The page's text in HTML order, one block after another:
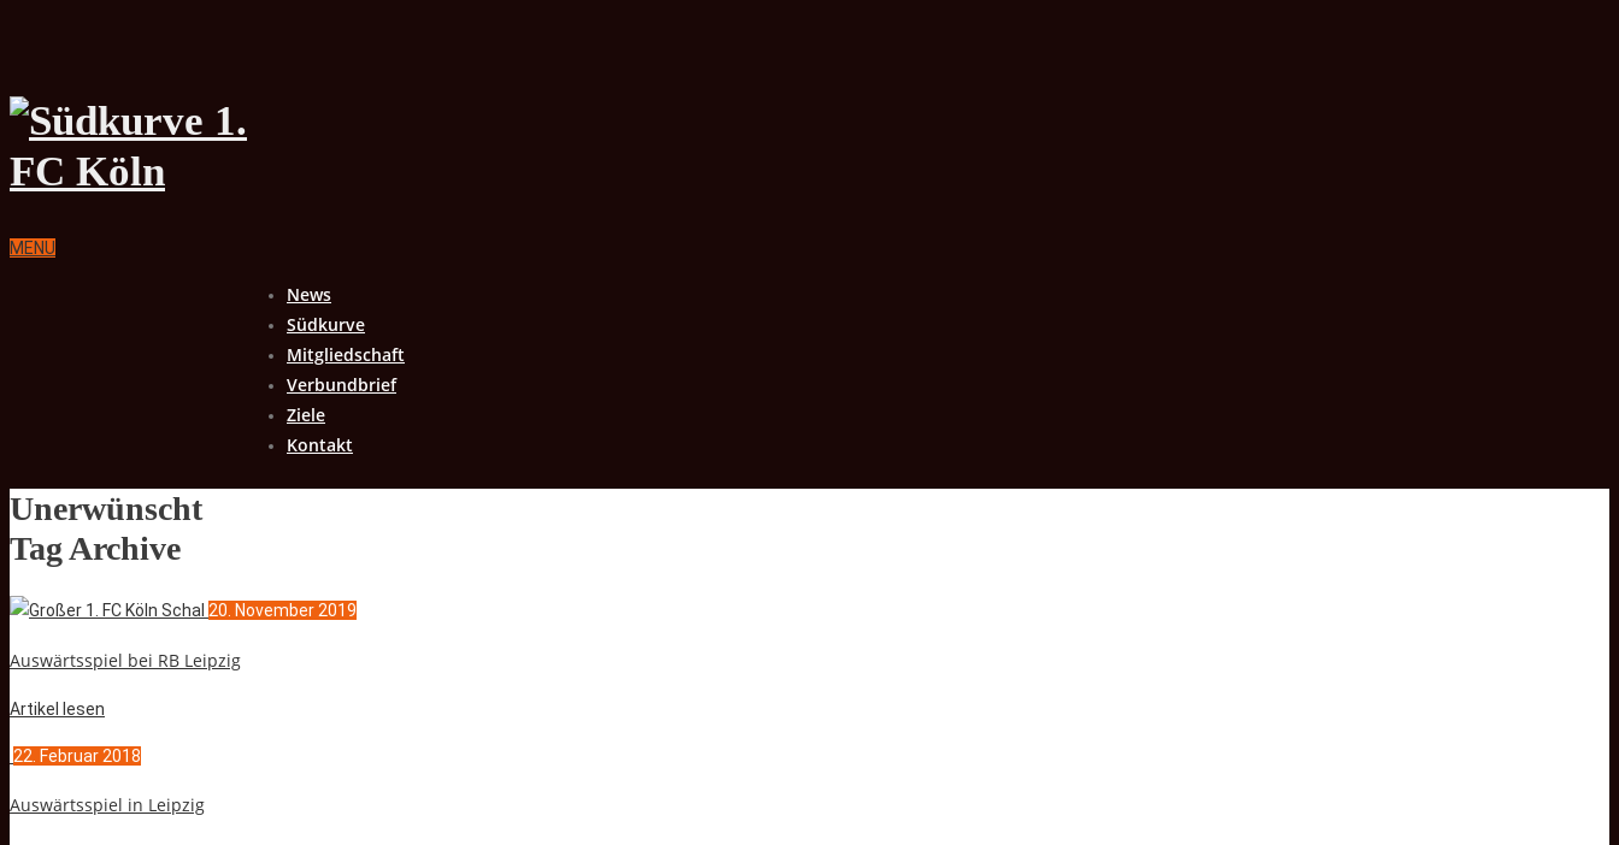
MENU
News
Südkurve
Mitgliedschaft
Verbundbrief
Ziele
Kontakt
Unerwünscht
Tag Archive
20. November 2019
Auswärtsspiel bei RB Leipzig
Artikel lesen
22. Februar 2018
Auswärtsspiel in Leipzig